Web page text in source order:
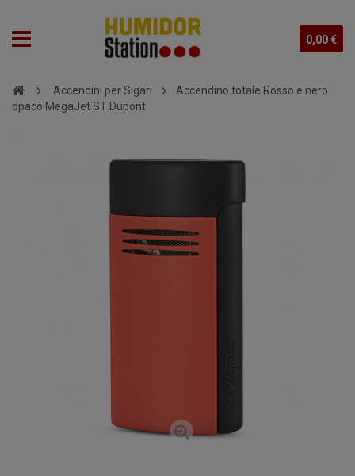
0,00 €
Accendini per Sigari
Accendino totale Rosso e nero
opaco MegaJet ST Dupont